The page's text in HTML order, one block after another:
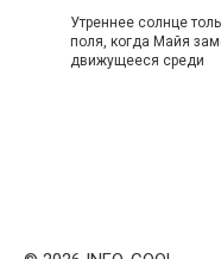
Утреннее солнце
поля, когда Майя
движущееся среди